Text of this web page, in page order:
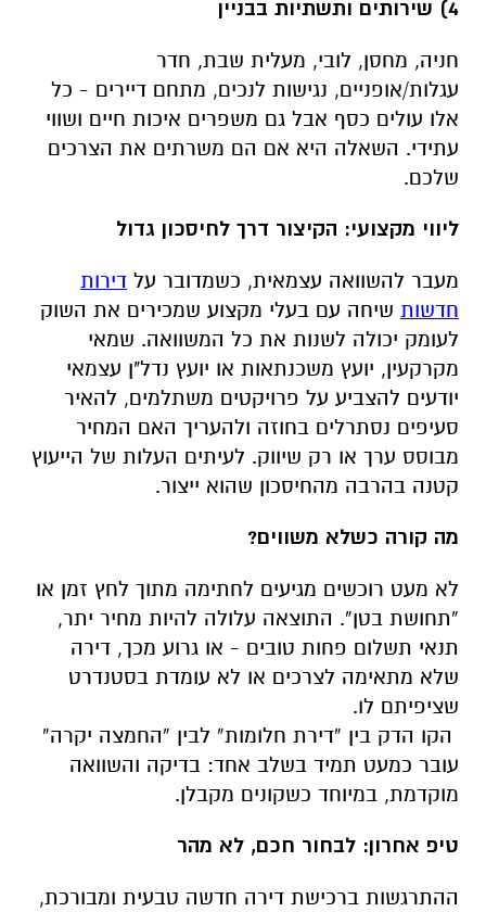
4) שירותים ותשתיות בבניין
חניה, מחסן, לובי, מעלית שבת, חדר
עגלות/אופניים, נגישות לנכים, מתחם דיירים - כל
אלו עולים כסף אבל גם משפרים איכות חיים ושווי
עתידי. השאלה היא אם הם משרתים את הצרכים
שלכם.
ליווי מקצועי: הקיצור דרך לחיסכון גדול
מעבר להשוואה עצמאית, כשמדובר על דירות
חדשות שיחה עם בעלי מקצוע שמכירים את השוק
לעומק יכולה לשנות את כל המשוואה. שמאי
מקרקעין, יועץ משכנתאות או יועץ נדל"ן עצמאי
יודעים להצביע על פרויקטים משתלמים, להאיר
סעיפים נסתרלים בחוזה ולהעריך האם המחיר
מבוסס ערך או רק שיווק. לעיתים העלות של הייעוץ
קטנה בהרבה מהחיסכון שהוא ייצור.
מה קורה כשלא משווים?
לא מעט רוכשים מגיעים לחתימה מתוך לחץ זמן או
“תחושת בטן”. התוצאה עלולה להיות מחיר יתר,
תנאי תשלום פחות טובים - או גרוע מכך, דירה
שלא מתאימה לצרכים או לא עומדת בסטנדרט
שציפיתם לו.
הקו הדק בין “דירת חלומות” לבין “החמצה יקרה”
עובר כמעט תמיד בשלב אחד: בדיקה והשוואה
מוקדמת, במיוחד כשקונים מקבלן.
טיפ אחרון: לבחור חכם, לא מהר
ההתרגשות ברכישת דירה חדשה טבעית ומבורכת,